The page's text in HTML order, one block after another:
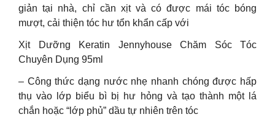
giản tại nhà, chỉ cần xịt và có được mái tóc bóng
mượt, cải thiện tóc hư tổn khẩn cấp với
Xịt Dưỡng Keratin Jennyhouse Chăm Sóc Tóc
Chuyên Dụng 95ml
– Công thức dạng nước nhẹ nhanh chóng được hấp
thụ vào lớp biểu bì bị hư hỏng và tạo thành một lá
chắn hoặc “lớp phủ” dầu tự nhiên trên tóc